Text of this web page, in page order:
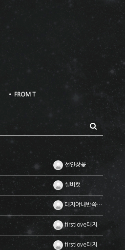
• FROM T
선인장꽃
실버캣
태지야내반쪽은너야
firstlove태지
firstlove태지